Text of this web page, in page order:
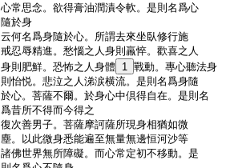
心常思念。欲得膏油潤漬令軟。是則名爲心
隨於身
云何名爲身隨於心。所謂去來坐臥修行施
戒忍辱精進。愁惱之人身則羸悴。歡喜之人
身則肥鮮。恐怖之人身體
1 戰動。專心聽法身
則怡悦。悲泣之人涕涙横流。是則名爲身隨
於心。菩薩不爾。於身心中倶得自在。是則名
爲昔所不得而今得之
復次善男子。菩薩摩訶薩所現身相猶如微
塵。以此微身悉能遍至無量無邊恒河沙等
諸佛世界無所障礙。而心常定初不移動。是